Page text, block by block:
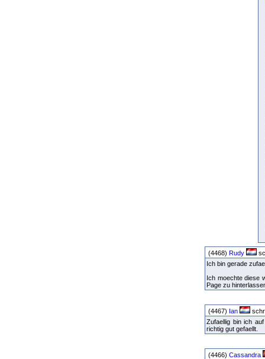
(4468) Rudy
Ich bin gerade
Ich moechte diese
Page zu
(4467) Ian
Zufaellig bin ich
richtig gut gefaellt.
(4466) Cassandra